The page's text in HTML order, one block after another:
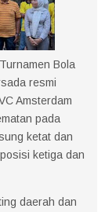
Bola
resmi
Amsterdam
pada
ketat dan
ketiga dan
daerah dan